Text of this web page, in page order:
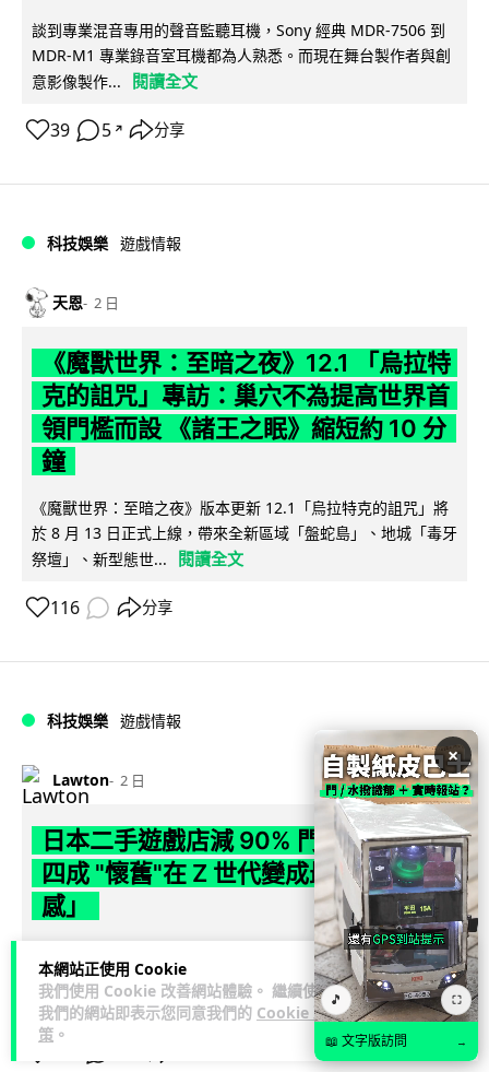
本網站正使用 Cookie
我們使用 Cookie 改善網站體驗。 繼續使用
我們的網站即表示您同意我們的 Cookie 政
策 。
談到專業混音專用的聲音監聽耳機，Sony 經典 MDR-7506 到
MDR-M1 專業錄音室耳機都為人熟悉。而現在舞台製作者與創
意影像製作...
閱讀全文
39 5 ↗ 分享
科技娛樂 遊戲情報
天恩 2 日
《魔獸世界：至暗之夜》12.1 「烏拉特
克的詛咒」專訪：巢穴不為提高世界首
領門檻而設 《諸王之眠》縮短約 10 分
鐘
《魔獸世界：至暗之夜》版本更新 12.1「烏拉特克的詛咒」將
於 8 月 13 日正式上線，帶來全新區域「盤蛇島」、地城「毒牙
祭壇」、新型態世...
閱讀全文
116 分享
科技娛樂 遊戲情報
Lawton 2 日
日本二手遊戲店減 90% 門市 業績反增
四成 "懷舊"在 Z 世代變成最潮「新鮮
感」
日本零售巨頭 GEO 將懷舊遊戲銷售門市從 1,000 間大幅減至
99 間，但銷售額卻不降反升至過往的 1.4 倍。做到「減店增
收」奇蹟，... 閱讀全文
×
🎵 ⛶
📖 文字版訪問 →